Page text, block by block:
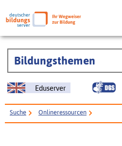
Bildungsthemen
Eduserver
Suche Onlineressourcen